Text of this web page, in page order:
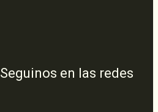
Seguinos en las redes